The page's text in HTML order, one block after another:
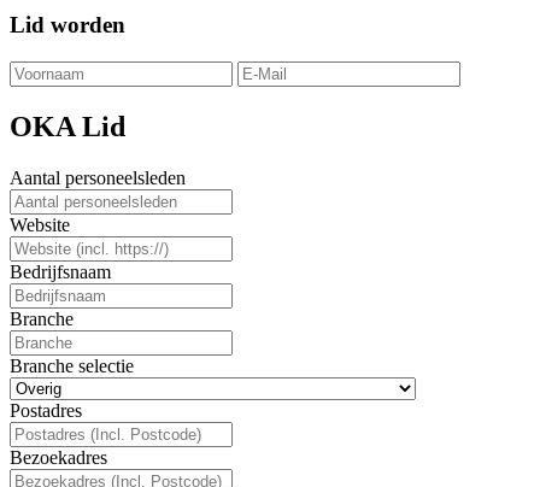
Lid worden
OKA Lid
Aantal personeelsleden
Website
Bedrijfsnaam
Branche
Branche selectie
Postadres
Bezoekadres